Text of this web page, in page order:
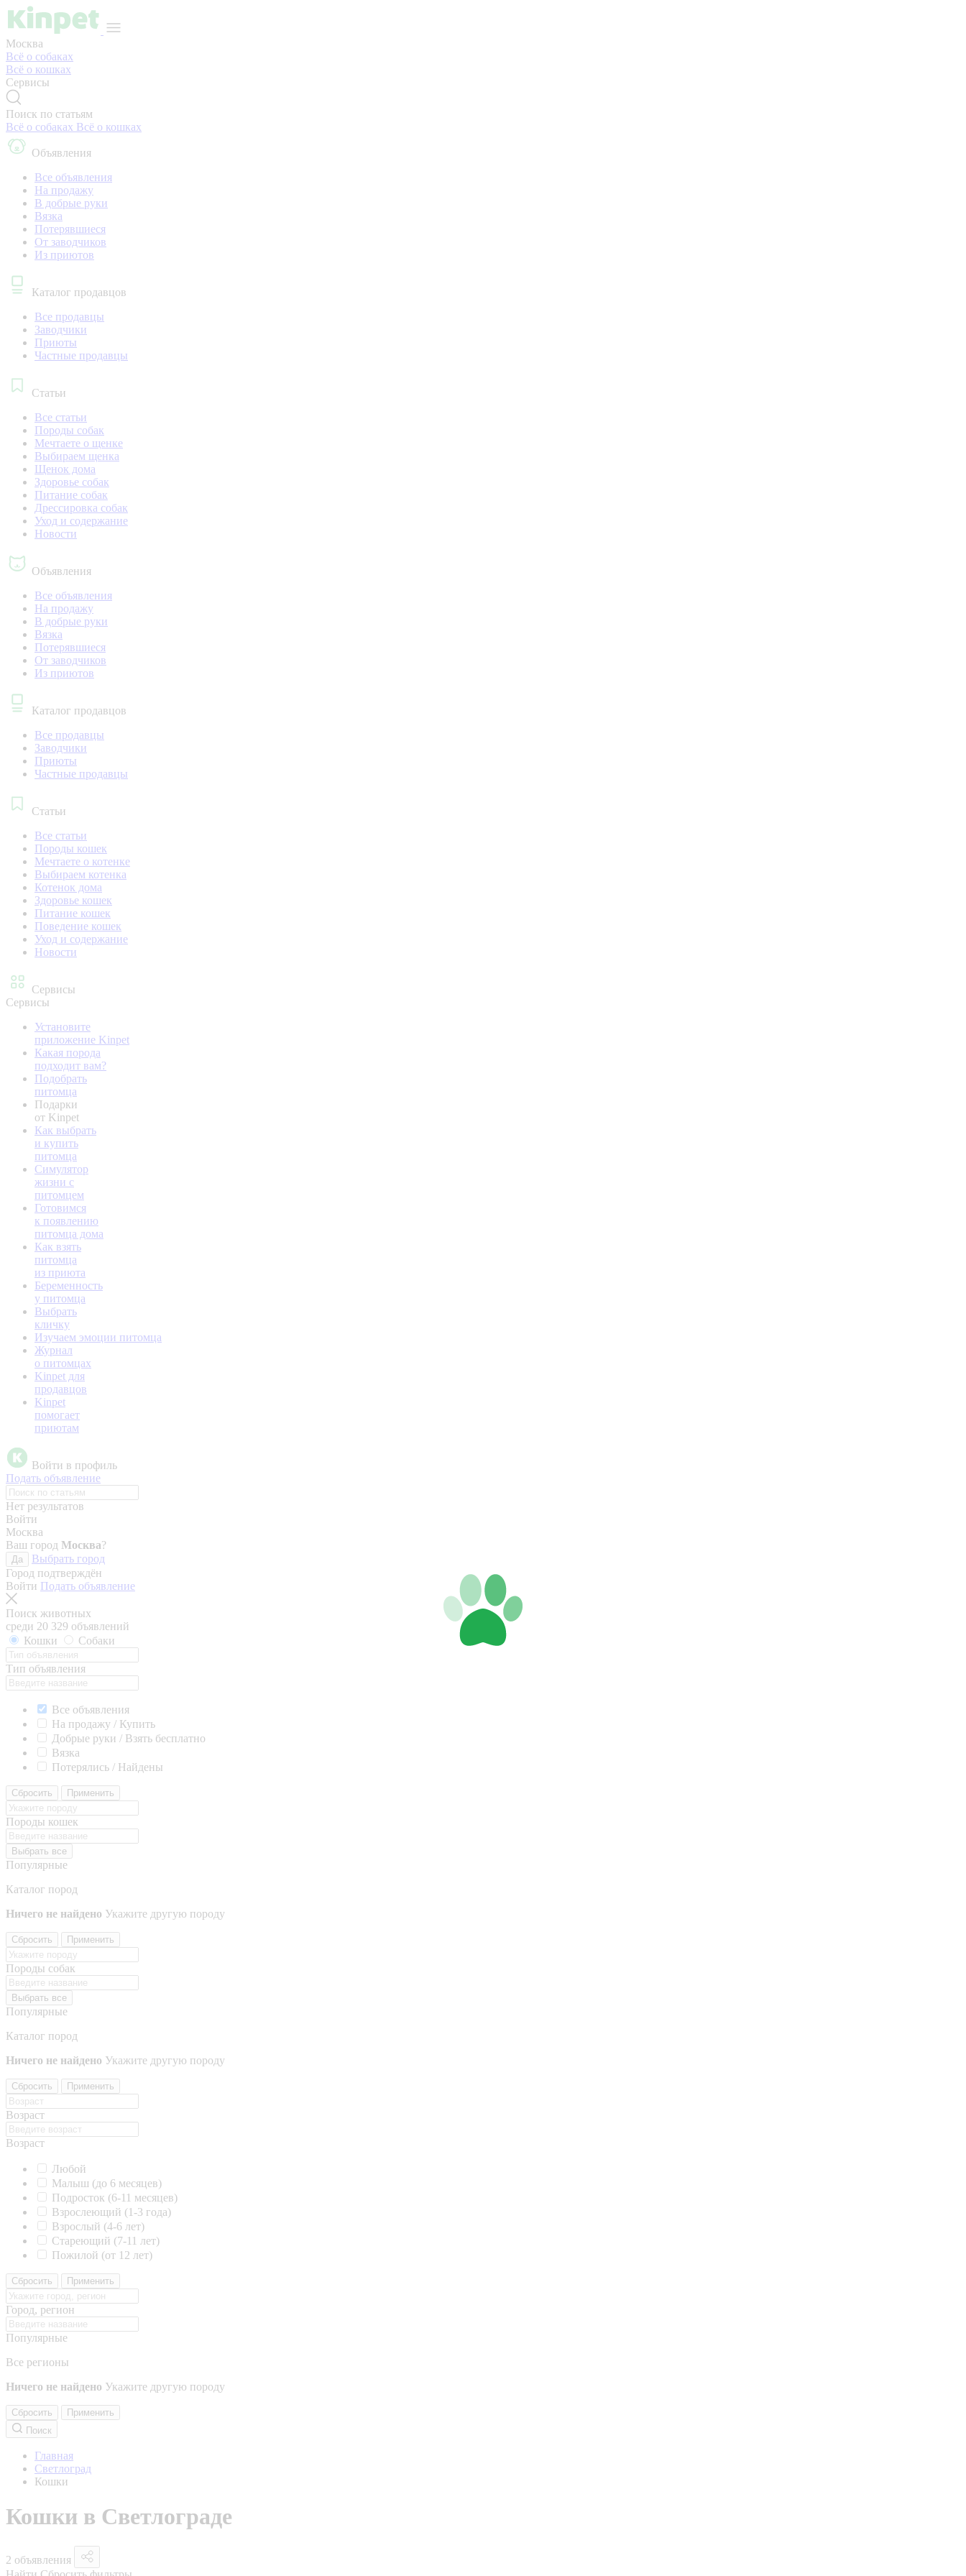
Москва
Всё о собаках
Всё о кошках
Сервисы
Поиск по статьям
Всё о собаках Всё о кошках
Объявления
Все объявления
На продажу
В добрые руки
Вязка
Потерявшиеся
От заводчиков
Из приютов
Каталог продавцов
Все продавцы
Заводчики
Приюты
Частные продавцы
Статьи
Все статьи
Породы собак
Мечтаете о щенке
Выбираем щенка
Щенок дома
Здоровье собак
Питание собак
Дрессировка собак
Уход и содержание
Новости
Объявления
Все объявления
На продажу
В добрые руки
Вязка
Потерявшиеся
От заводчиков
Из приютов
Каталог продавцов
Все продавцы
Заводчики
Приюты
Частные продавцы
Статьи
Все статьи
Породы кошек
Мечтаете о котенке
Выбираем котенка
Котенок дома
Здоровье кошек
Питание кошек
Поведение кошек
Уход и содержание
Новости
Сервисы
Сервисы
Установите
приложение Kinpet
Какая порода
подходит вам?
Подобрать
питомца
Подарки
от Kinpet
Как выбрать
и купить
питомца
Симулятор
жизни с
питомцем
Готовимся
к появлению
питомца дома
Как взять
питомца
из приюта
Беременность
у питомца
Выбрать
кличку
Изучаем эмоции питомца
Журнал
о питомцах
Kinpet для
продавцов
Kinpet
помогает
приютам
Войти в профиль
Подать объявление
Нет результатов
Войти
Москва
Ваш город Москва?
Да
Выбрать город
Город подтверждён
Войти Подать объявление
Поиск животных
среди 20 329 объявлений
Кошки
Собаки
Тип объявления
Все объявления
На продажу / Купить
Добрые руки / Взять бесплатно
Вязка
Потерялись / Найдены
Сбросить Применить
Породы кошек
Выбрать все
Популярные
Каталог пород
Ничего не найдено Укажите другую породу
Сбросить Применить
Породы собак
Выбрать все
Популярные
Каталог пород
Ничего не найдено Укажите другую породу
Сбросить Применить
Возраст
Возраст
Любой
Малыш (до 6 месяцев)
Подросток (6-11 месяцев)
Взрослеющий (1-3 года)
Взрослый (4-6 лет)
Стареющий (7-11 лет)
Пожилой (от 12 лет)
Сбросить Применить
Город, регион
Популярные
Все регионы
Ничего не найдено Укажите другую породу
Сбросить
Применить
Поиск
Главная
Светлоград
Кошки
Кошки в Светлограде
2 объявления